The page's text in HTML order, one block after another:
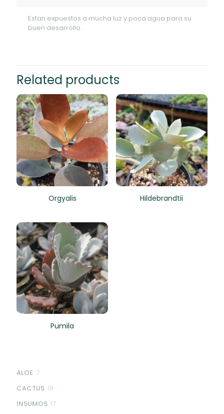
Estan expuestos a mucha luz y poca agua para su
buen desarrollo.
Related products
Orgyalis Hildebrandtii
Pumila
ALOE 77
CACTUS 18
INSUMOS 1717